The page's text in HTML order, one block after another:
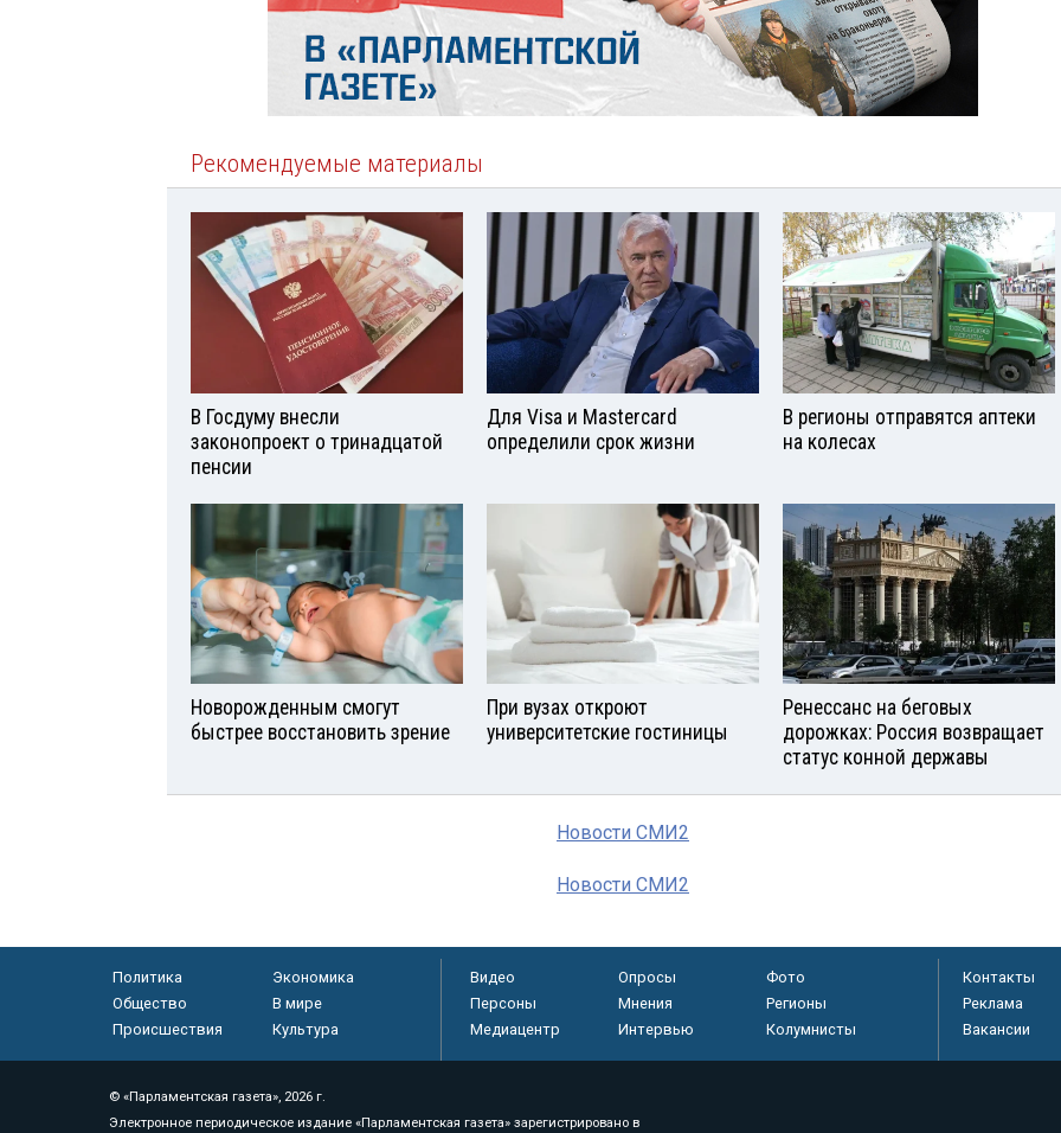
Рекомендуемые материалы
В Госдуму внесли
законопроект о тринадцатой
пенсии
Для Visа и Mastercard
определили срок жизни
В регионы отправятся аптеки
на колесах
Новорожденным смогут
быстрее восстановить зрение
При вузах откроют
университетские гостиницы
Ренессанс на беговых
дорожках: Россия возвращает
статус конной державы
Новости СМИ2
Новости СМИ2
Политика
Экономика
Общество
В мире
Происшествия
Культура
Видео Опросы
Фото
Персоны
Мнения
Регионы
Медиацентр
Интервью Колумнисты
Контакты
Реклама
Вакансии
© «Парламентская газета», 2026 г.
Электронное периодическое издание «Парламентская газета» зарегистрировано в